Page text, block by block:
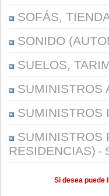
SOFÁS,
SONIDO
SUELOS,
SUMINISTROS
SUMINISTROS
SUMINISTROS
RESIDENCIAS) -
Si desea puede